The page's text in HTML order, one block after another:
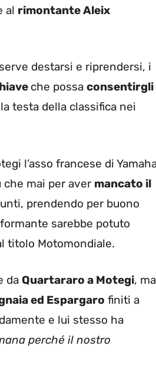
al rimontante Aleix
destarsi e riprendersi, i
che possa consentirgli
testa della classifica nei
l’asso francese di
che mai per aver mancato il
prendendo per buono
sarebbe potuto
titolo Motomondiale.
da Quartararo a Motegi, ma
ed Espargaro finiti a
e lui stesso ha
perché il nostro